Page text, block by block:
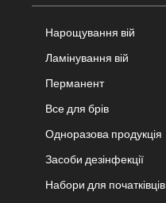
Нарощування вій
Ламінування вій
Перманент
Все для брів
Одноразова продукція
Засоби дезінфекції
Набори для початківців